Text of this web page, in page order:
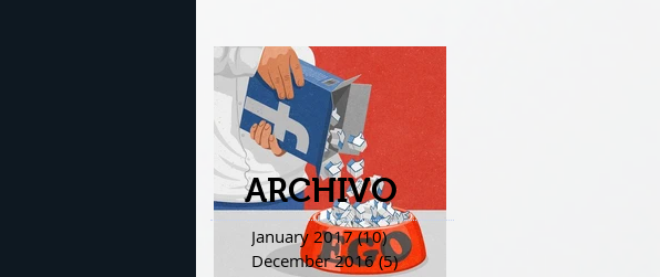
ARCHIVO
January 2017 (10)10 posts
December 2016 (5)5 posts